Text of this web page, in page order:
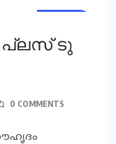
ടു
0 COMMENTS